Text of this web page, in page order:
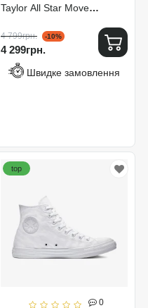
Taylor All Star Move
4 799грн. -10%
4 299грн.
Швидке замовлення
0
top